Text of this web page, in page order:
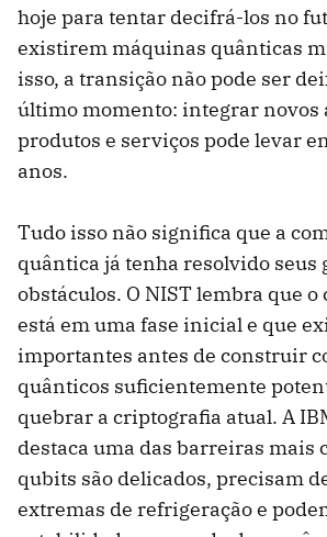
hoje para tentar decifrá-los no
existirem máquinas quânticas
isso, a transição não pode ser
último momento: integrar novos
produtos e serviços pode levar
anos.
Tudo isso não significa que a
quântica já tenha resolvido seus
obstáculos. O NIST lembra que o
está em uma fase inicial e que
importantes antes de construir
quânticos suficientemente
quebrar a criptografia atual. A
destaca uma das barreiras mais
qubits são delicados, precisam
extremas de refrigeração e